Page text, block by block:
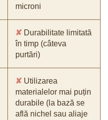
microni
✘ Durabilitate limitată
în timp (câteva
purtări)
✘ Utilizarea
materialelor mai puțin
durabile (la bază se
află nichel sau aliaje